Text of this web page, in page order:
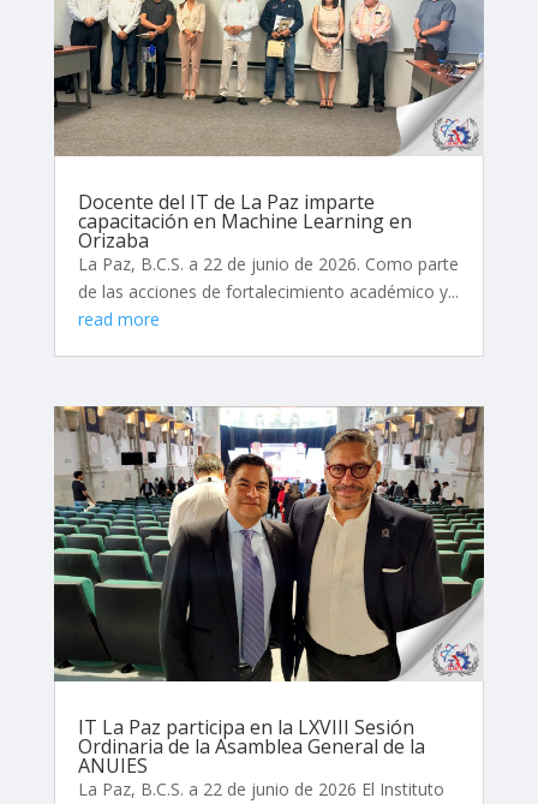
Docente del IT de La Paz imparte
capacitación en Machine Learning en
Orizaba
La Paz, B.C.S. a 22 de junio de 2026. Como parte
de las acciones de fortalecimiento académico y...
read more
IT La Paz participa en la LXVIII Sesión
Ordinaria de la Asamblea General de la
ANUIES
La Paz, B.C.S. a 22 de junio de 2026 El Instituto